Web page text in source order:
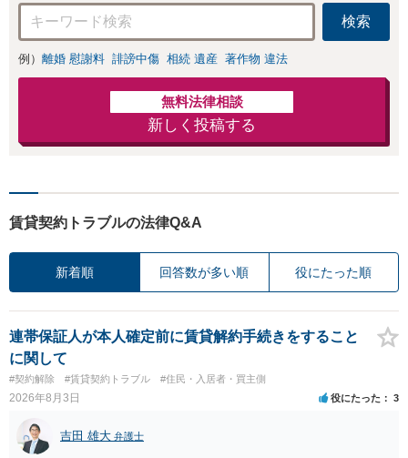
検索
例） 離婚 慰謝料 誹謗中傷 相続 遺産 著作物 違法
無料法律相談
新しく投稿する
賃貸契約トラブルの法律Q&A
新着順 回答数が多い順 役にたった順
連帯保証人が本人確定前に賃貸解約手続きをすること
に関して
#契約解除 #賃貸契約トラブル #住民・入居者・買主側
2026年8月3日 役にたった 3
吉田 雄大 弁護士